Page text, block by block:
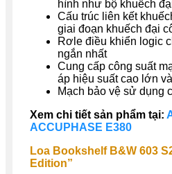
hình như bộ khuếch
Cấu trúc liên kết
giai đoạn khuếch đại
Rơle điều khiển logic
ngắn nhất
Cung cấp công suất
áp hiệu suất cao lớn
Mạch bảo vệ sử dụng
Xem chi tiết sản phẩm tại:
ACCUPHASE E380
Loa Bookshelf B&W 603
Edition”